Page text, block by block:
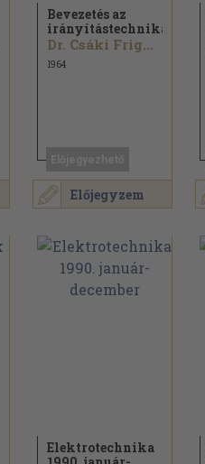
Előjegyzem
Bevezetés az
irányítástechnikába
Dr. Csáki Frigyes...
1964
Elektrotechnika